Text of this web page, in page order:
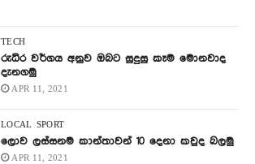
TECH
රුධිර වර්ගය අනුව ඔබට සුදුසු කෑම මොනවාද
දැනගමු
APR 11, 2021
LOCAL SPORT
ලොව ලස්සනම කාන්තාවන් 10 දෙනා කවුද බලමු
APR 11, 2021